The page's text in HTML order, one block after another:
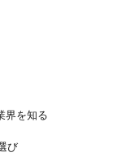
界を知る
び